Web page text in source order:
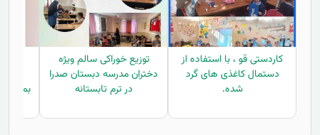
کاردستی قو ، با استفاده از
دستمال کاغذی های گرد
شده.
توزیع خوراکی سالم ویژه
دختران مدرسه دبستان صدرا
در ترم تابستانه